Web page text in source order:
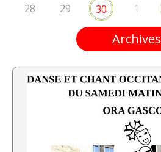
28 29 30 1
Archives